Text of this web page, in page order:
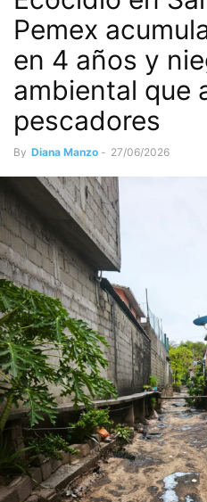
Pemex
en 4 años y
ambiental que
pescadores
By Diana Manzo - 27/06/2026